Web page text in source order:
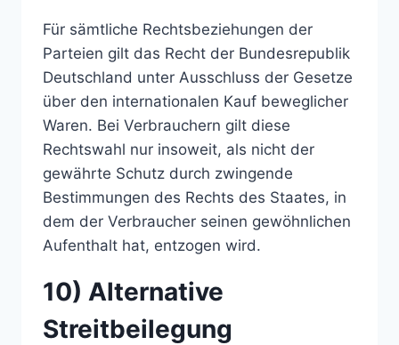
Für sämtliche Rechtsbeziehungen der
Parteien gilt das Recht der Bundesrepublik
Deutschland unter Ausschluss der Gesetze
über den internationalen Kauf beweglicher
Waren. Bei Verbrauchern gilt diese
Rechtswahl nur insoweit, als nicht der
gewährte Schutz durch zwingende
Bestimmungen des Rechts des Staates, in
dem der Verbraucher seinen gewöhnlichen
Aufenthalt hat, entzogen wird.
10) Alternative
Streitbeilegung